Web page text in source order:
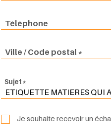
Téléphone
Ville / Code postal
Sujet
Je souhaite recevoir un